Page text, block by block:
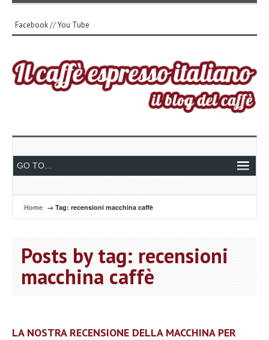
Facebook//You Tube
Home → Tag: recensioni macchina caffè
Posts by tag: recensioni
macchina caffè
LA NOSTRA RECENSIONE DELLA MACCHINA PER